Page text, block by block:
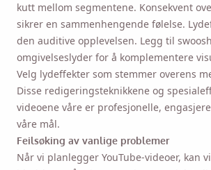
kutt mellom segmentene. Konsekvent
sikrer en sammenhengende følelse.
den auditive opplevelsen. Legg til
omgivelseslyder for å komplementere
Velg lydeffekter som stemmer overens
Disse redigeringsteknikkene og
videoene våre er profesjonelle,
våre mål.
Feilsøking av vanlige problemer
Når vi planlegger YouTube-videoer, kan